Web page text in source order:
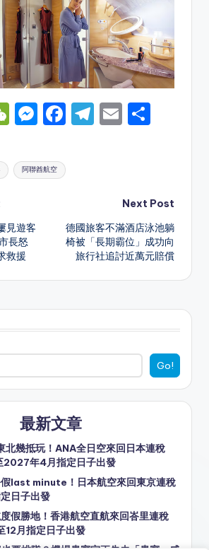
W
C
h
t
M
s
s
er
F
o
o
k
T
m
E
阿聯酋航空
見遊客
長怒
救援
Next Post
德國旅客不滿酒店泳池躺
椅被「長期霸位」成功向
旅行社追討近萬元賠償
Go!
最新文章
北幾抵玩！ANA全日空來回日本連稅
年4月指定日子出發
假last minute！日本航空來回東京連稅
日子出發
度假勝地！香港航空直航來回峇里連稅
12月指定日子出發